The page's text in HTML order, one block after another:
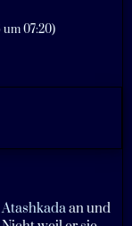
um 07:20)
Atashkadaan und